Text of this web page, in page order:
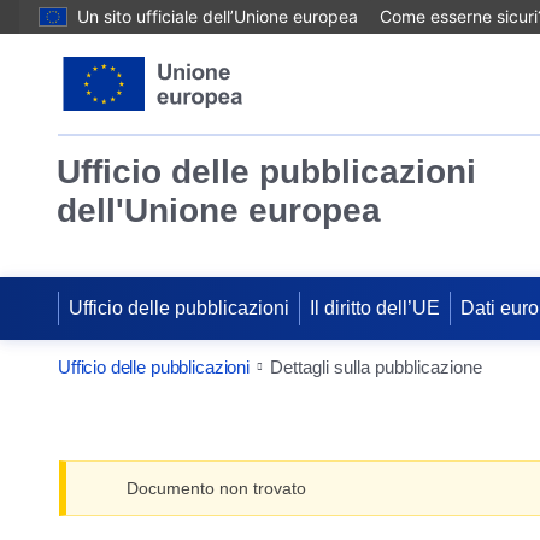
Un sito ufficiale dell’Unione europea Come esserne
Ufficio delle pubblicazioni
dell'Unione europea
Ufficio delle pubblicazioni Il diritto dell’UE Dati
Ufficio delle pubblicazioni Dettagli sulla pubblicazione
Documento non trovato